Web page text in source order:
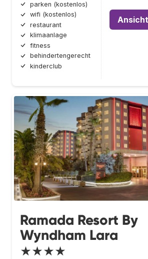
parken (kostenlos)
wifi (kostenlos)
restaurant
klimaanlage
fitness
behindertengerecht
kinderclub
Ramada Resort By
Wyndham Lara
★★★★